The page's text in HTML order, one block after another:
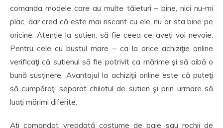
comanda modele care au multe tăieturi – bine, nici nu-mi
plac, dar cred că este mai riscant cu ele, nu ar sta bine pe
oricine. Atenţie la sutien, să fie ceea ce aveţi voi nevoie.
Pentru cele cu bustul mare – ca la orice achiziţie online
verificaţi că sutienul să fie potrivit ca mărime şi să aibă o
bună susţinere. Avantajul la achiziţii online este că puteţi
să cumpăraţi separat chilotul de sutien şi prin urmare să
luaţi mărimi diferite.
Aţi comandat vreodată costume de baie sau rochii de